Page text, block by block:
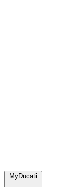
MyDucati